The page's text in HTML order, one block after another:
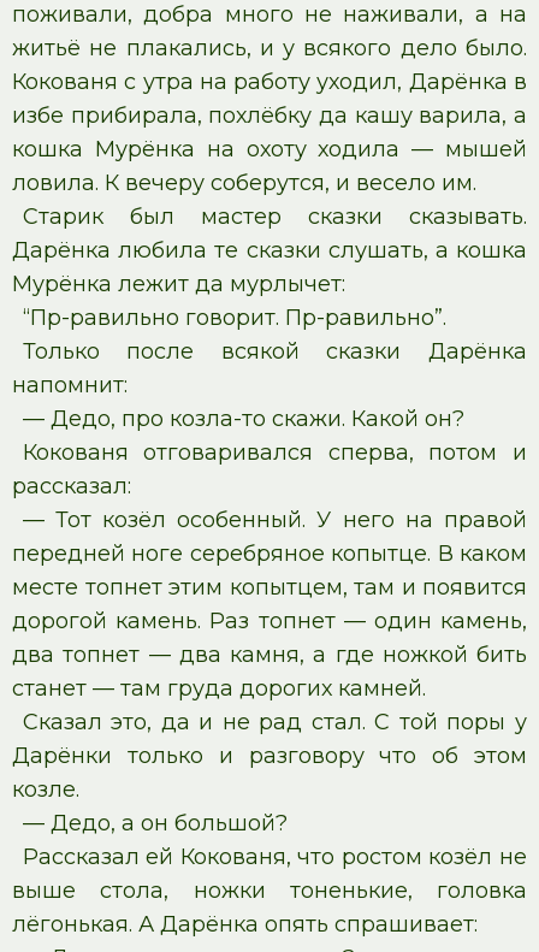
поживали, добра много не наживали, а на
житьё не плакались, и у всякого дело было.
Кокованя с утра на работу уходил, Дарёнка в
избе прибирала, похлёбку да кашу варила, а
кошка Мурёнка на охоту ходила — мышей
ловила. К вечеру соберутся, и весело им.
Старик был мастер сказки сказывать.
Дарёнка любила те сказки слушать, а кошка
Мурёнка лежит да мурлычет:
“Пр-равильно говорит. Пр-равильно”.
Только после всякой сказки Дарёнка
напомнит:
— Дедо, про козла-то скажи. Какой он?
Кокованя отговаривался сперва, потом и
рассказал:
— Тот козёл особенный. У него на правой
передней ноге серебряное копытце. В каком
месте топнет этим копытцем, там и появится
дорогой камень. Раз топнет — один камень,
два топнет — два камня, а где ножкой бить
станет — там груда дорогих камней.
Сказал это, да и не рад стал. С той поры у
Дарёнки только и разговору что об этом
козле.
— Дедо, а он большой?
Рассказал ей Кокованя, что ростом козёл не
выше стола, ножки тоненькие, головка
лёгонькая. А Дарёнка опять спрашивает: